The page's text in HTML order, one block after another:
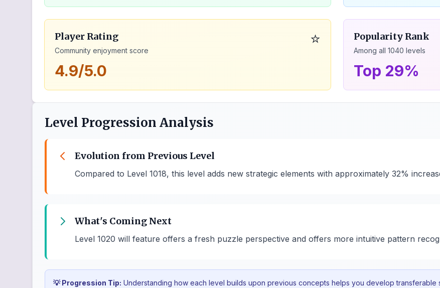
Player Rating
Community enjoyment score
⭐
4.9/5.0
Popularity Rank
Among all 1040 levels
Top 29%
Level Progression Analysis
Evolution from Previous Level
Compared to Level 1018, this level adds new strategic elements with approximately 32%
What's Coming Next
Level 1020 will feature offers a fresh puzzle perspective and offers more intuitive pattern
💡 Progression Tip: Understanding how each level builds upon previous concepts helps you develop